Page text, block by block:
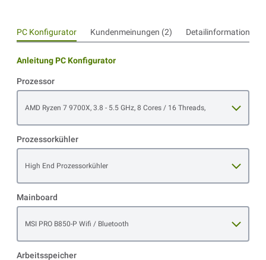
PC Konfigurator Kundenmeinungen (2) Detailinformationen
Anleitung PC Konfigurator
Prozessor
AMD Ryzen 7 9700X, 3.8 - 5.5 GHz, 8 Cores / 16 Threads,
Prozessorkühler
High End Prozessorkühler
Mainboard
MSI PRO B850-P Wifi / Bluetooth
Arbeitsspeicher